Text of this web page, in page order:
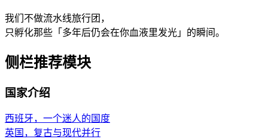
我们不做流水线旅行团，
只孵化那些「多年后仍会在你血液里发光」的瞬间。
侧栏推荐模块
国家介绍
西班牙，一个迷人的国度
英国，复古与现代并行